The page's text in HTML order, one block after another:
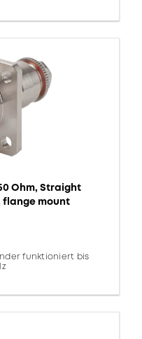
Ohm, Straight
mount
funktioniert bis